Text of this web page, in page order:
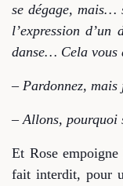
se dégage, mais…
l’expression d’un
danse… Cela
– Pardonnez,
– Allons, pourquoi
Et Rose
fait interdit, pour